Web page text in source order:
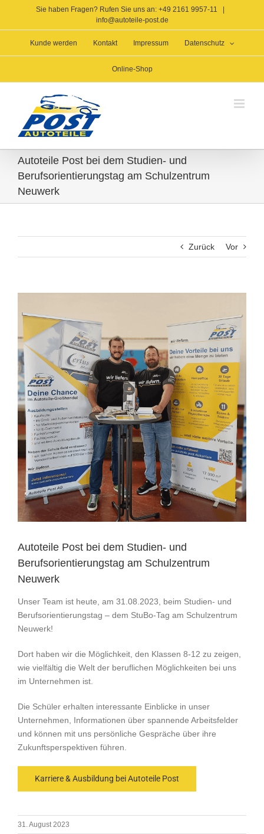
springen
Sie haben Fragen? Rufen Sie uns an: +49 2161 9957-11
info@autoteile-post.de
Kunde werden Kontakt Impressum Datenschutz
Online-Shop
Autoteile Post bei dem Studien- und
Berufsorientierungstag am Schulzentrum
Neuwerk
Zurück Vor
grösseres
Autoteile Post bei dem Studien- und
Berufsorientierungstag am Schulzentrum
Neuwerk
Unser Team ist heute, am 31.08.2023, beim Studien- und
Berufsorientierungstag – dem StuBo-Tag am Schulzentrum
Neuwerk!
Dort haben wir die Möglichkeit, den Klassen 8-12 zu zeigen,
wie vielfältig die Welt der beruflichen Möglichkeiten bei uns
im Unternehmen ist.
Die Schüler erhalten interessante Einblicke in unser
Unternehmen, Informationen über spannende Arbeitsfelder
und können mit uns persönliche Gespräche über ihre
Zukunftsperspektiven führen.
Karriere & Ausbildung bei Autoteile Post
31. August 2023